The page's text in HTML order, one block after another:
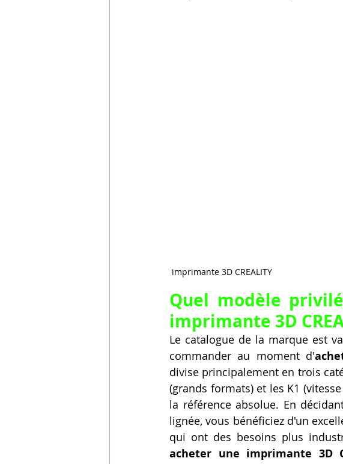
imprimante 3D CREALITY
Quel modèle
imprimante 3D
Le catalogue de la marque est
commander au moment d'
divise principalement en trois
(grands formats) et les K1
la référence absolue. En
lignée, vous bénéficiez d'un
acheter une imprimante 3D